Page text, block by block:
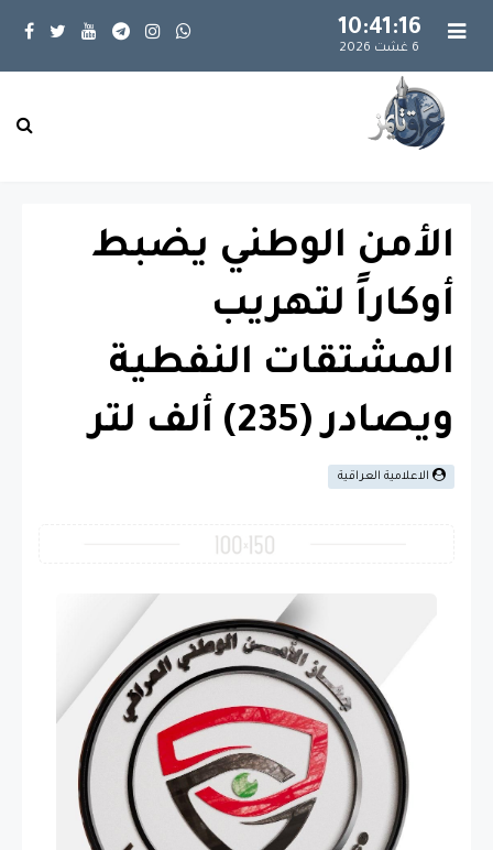
10:41:17
6 غشت 2026
الأمن الوطني يضبط
أوكاراً لتهريب
المشتقات النفطية
ويصادر (235) ألف لتر
الاعلامية العراقية